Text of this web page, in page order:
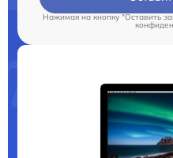
Нажимая на кнопку "Оставить